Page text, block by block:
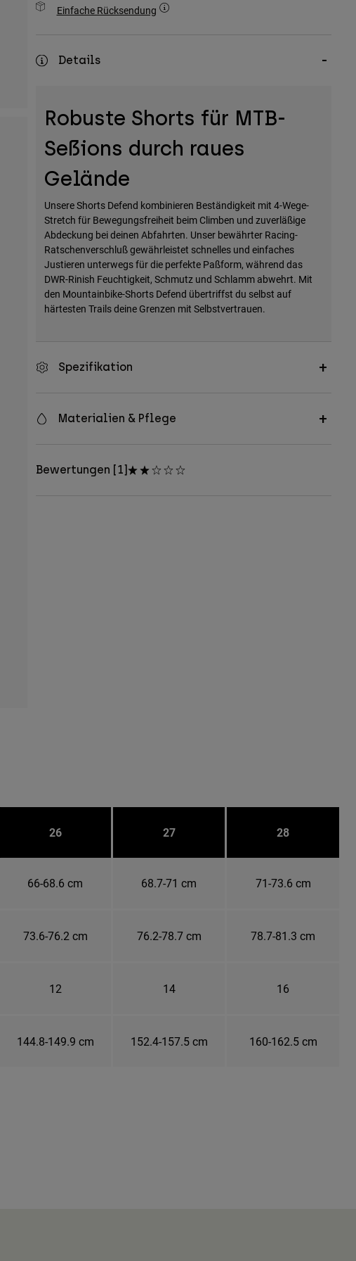
Einfache Rücksendung
Details
Robuste Shorts für MTB-
Seßions durch raues
Gelände
Unsere Shorts Defend kombinieren Beständigkeit mit 4-Wege-
Stretch für Bewegungsfreiheit beim Climben und zuverläßige
Abdeckung bei deinen Abfahrten. Unser bewährter Racing-
Ratschenverschluß gewährleistet schnelles und einfaches
Justieren unterwegs für die perfekte Paßform, während das
DWR-Rinish Feuchtigkeit, Schmutz und Schlamm abwehrt. Mit
den Mountainbike-Shorts Defend übertriffst du selbst auf
härtesten Trails deine Grenzen mit Selbstvertrauen.
Spezifikation
Materialien & Pflege
Bewertungen [1]
26 27 28
66-68.6 cm 68.7-71 cm 71-73.6 cm
73.6-76.2 cm 76.2-78.7 cm 78.7-81.3 cm
12 14 16
144.8-149.9 cm 152.4-157.5 cm 160-162.5 cm